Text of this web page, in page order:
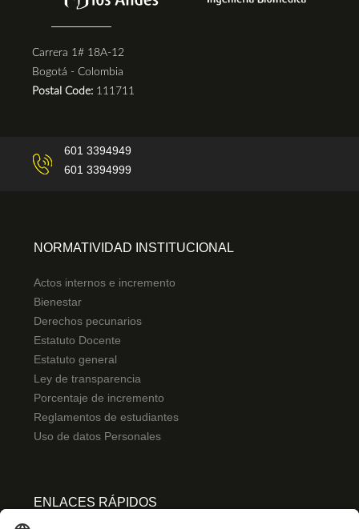
Carrera 1# 18A-12
Bogotá - Colombia
Postal Code: 111711
601 3394949
601 3394999
NORMATIVIDAD INSTITUCIONAL
Actos internos e incremento
Bienestar
Derechos pecunarios
Estatuto Docente
Estatuto general
Ley de transparencia
Porcentaje de incremento
Reglamentos de estudiantes
Uso de datos Personales
ENLACES RÁPIDOS